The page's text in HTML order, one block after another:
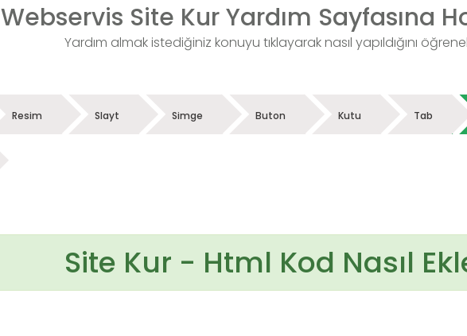
Webservis Site Kur Yardım Sayfasına
Yardım almak istediğiniz konuyu tıklayarak nasıl yapıldığını
Resim Slayt Simge Buton Kutu Tab
Site Kur - Html Kod Nasıl